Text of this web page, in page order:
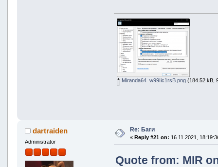
Miranda64_w99Iic1rsB.png(184.52 kB,
dartraiden
Administrator
Re: Баги
« Reply #21 on: 16 11 2021,
Quote from: MIR